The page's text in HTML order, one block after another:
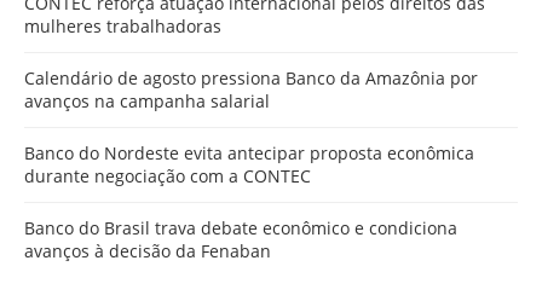
mulheres trabalhadoras
Calendário de agosto pressiona Banco da Amazônia por
avanços na campanha salarial
Banco do Nordeste evita antecipar proposta econômica
durante negociação com a CONTEC
Banco do Brasil trava debate econômico e condiciona
avanços à decisão da Fenaban